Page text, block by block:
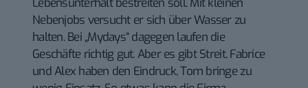
Nebenjobs versucht er sich über Wasser zu
halten. Bei „Mydays“ dagegen laufen die
Geschäfte richtig gut. Aber es gibt Streit. Fabrice
und Alex haben den Eindruck, Tom bringe zu